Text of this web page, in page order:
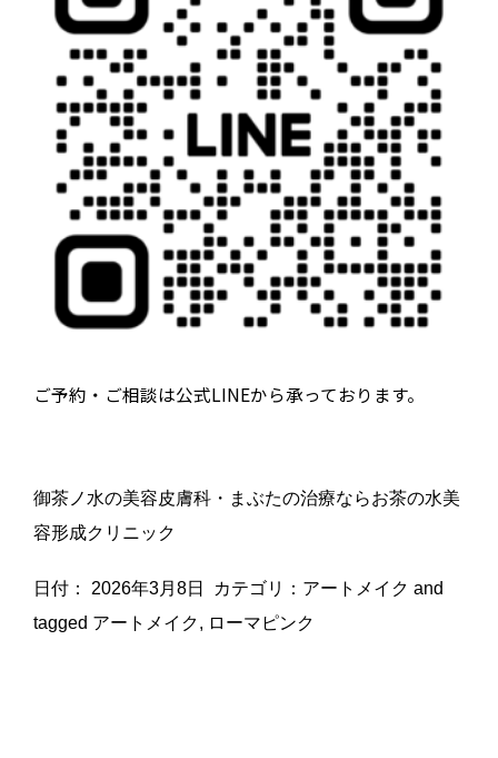
ご予約・ご相談は公式LINEから承っております。
御茶ノ水の美容皮膚科・まぶたの治療ならお茶の水美
容形成クリニック
日付： 2026年3月8日 カテゴリ： アートメイク and
tagged アートメイク, ローマピンク